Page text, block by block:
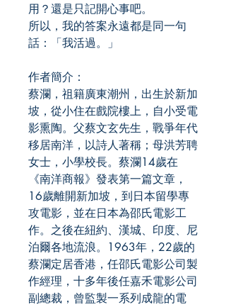
用？還是只記開心事吧。
所以，我的答案永遠都是同一句
話：「我活過。」
作者簡介：
蔡瀾，祖籍廣東潮州，出生於新加
坡，從小住在戲院樓上，自小受電
影熏陶。父蔡文玄先生，戰爭年代
移居南洋，以詩人著稱；母洪芳聘
女士，小學校長。蔡瀾14歲在
《南洋商報》發表第一篇文章，
16歲離開新加坡，到日本留學專
攻電影，並在日本為邵氏電影工
作。之後在紐約、漢城、印度、尼
泊爾各地流浪。1963年，22歲的
蔡瀾定居香港，任邵氏電影公司製
作經理，十多年後任嘉禾電影公司
副總裁，曾監製一系列成龍的電